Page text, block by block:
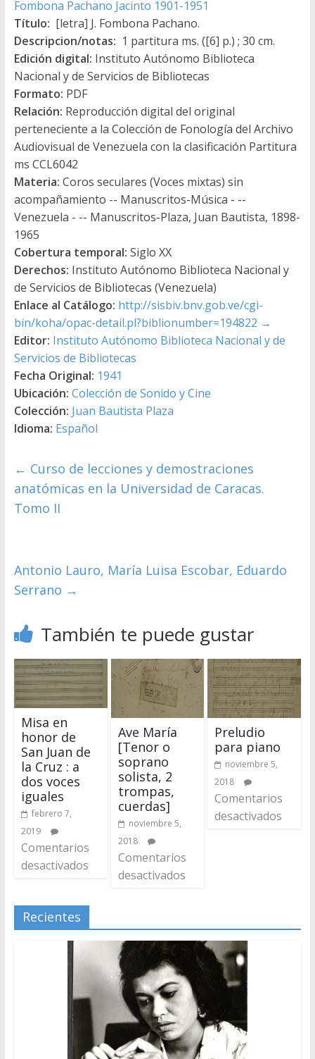
Fombona Pachano Jacinto 1901-1951
Título: [letra] J. Fombona Pachano.
Descripcion/notas: 1 partitura ms. ([6] p.) ; 30 cm.
Edición digital: Instituto Autónomo Biblioteca
Nacional y de Servicios de Bibliotecas
Formato: PDF
Relación: Reproducción digital del original
perteneciente a la Colección de Fonología del Archivo
Audiovisual de Venezuela con la clasificación Partitura
ms CCL6042
Materia: Coros seculares (Voces mixtas) sin
acompañamiento -- Manuscritos-Música - --
Venezuela - -- Manuscritos-Plaza, Juan Bautista, 1898-
1965
Cobertura temporal: Siglo XX
Derechos: Instituto Autónomo Biblioteca Nacional y
de Servicios de Bibliotecas (Venezuela)
Enlace al Catálogo: http://sisbiv.bnv.gob.ve/cgi-
bin/koha/opac-detail.pl?biblionumber=194822 →
Editor: Instituto Autónomo Biblioteca Nacional y de
Servicios de Bibliotecas
Fecha Original: 1941
Ubicación: Colección de Sonido y Cine
Colección: Juan Bautista Plaza
Idioma: Español
← Curso de lecciones y demostraciones
anatómicas en la Universidad de Caracas.
Tomo II
Antonio Lauro, María Luisa Escobar, Eduardo
Serrano →
También te puede gustar
Misa en
honor de
San Juan de
la Cruz : a
dos voces
iguales
febrero 7,
2019
Comentarios
desactivados
Ave María
[Tenor o
soprano
solista, 2
trompas,
cuerdas]
noviembre 5,
2018
Comentarios
desactivados
Preludio
para piano
noviembre 5,
2018
Comentarios
desactivados
Recientes